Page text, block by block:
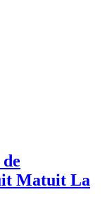
Matuit La